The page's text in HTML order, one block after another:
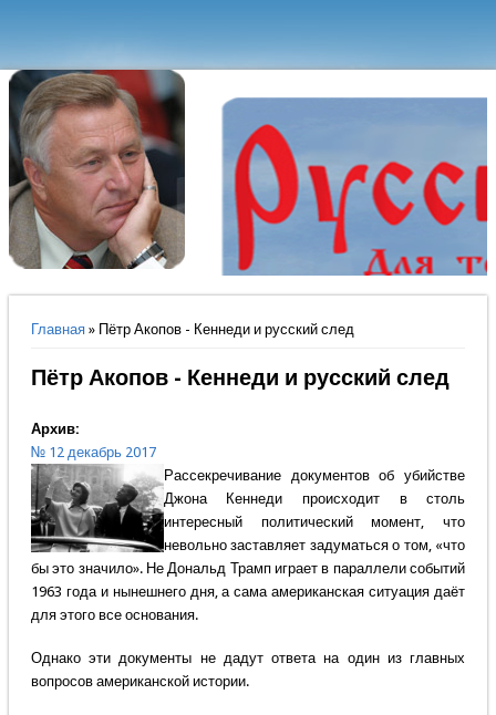
Вы здесь
Главная» Пётр Акопов - Кеннеди и русский след
Пётр Акопов - Кеннеди и русский след
Архив:
№ 12 декабрь 2017
Рассекречивание документов об убийстве
Джона Кеннеди происходит в столь
интересный политический момент, что
невольно заставляет задуматься о том, «что
бы это значило». Не Дональд Трамп играет в параллели событий
1963 года и нынешнего дня, а сама американская ситуация даёт
для этого все основания.
Однако эти документы не дадут ответа на один из главных
вопросов американской истории.